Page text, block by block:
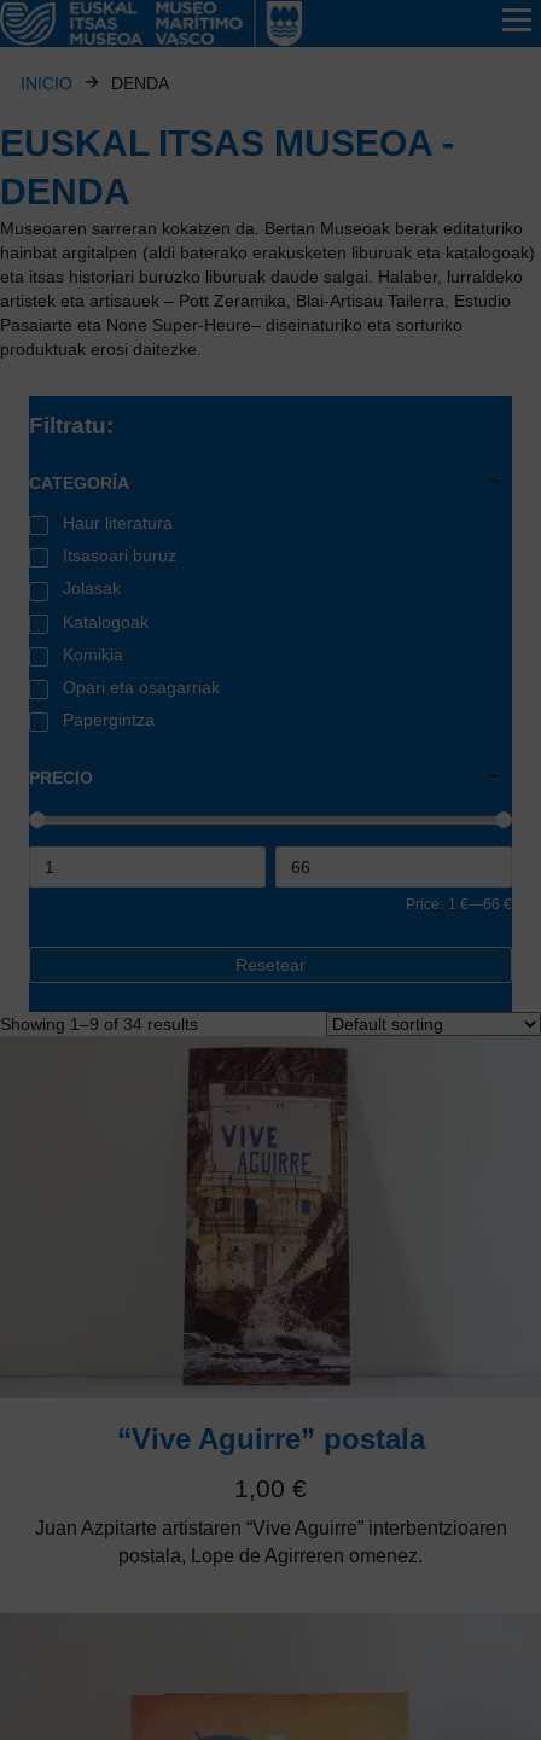
INICIO DENDA
EUSKAL ITSAS MUSEOA -
DENDA
Museoaren sarreran kokatzen da. Bertan Museoak berak editaturiko
hainbat argitalpen (aldi baterako erakusketen liburuak eta katalogoak)
eta itsas historiari buruzko liburuak daude salgai. Halaber, lurraldeko
artistek eta artisauek – Pott Zeramika, Blai-Artisau Tailerra, Estudio
Pasaiarte eta None Super-Heure– diseinaturiko eta sorturiko
produktuak erosi daitezke.
Filtratu:
CATEGORÍA
Haur literatura
Itsasoari buruz
Jolasak
Katalogoak
Komikia
Opari eta osagarriak
Papergintza
PRECIO
Price: 1 €—66 €
Resetear
Showing 1–9 of 34 results
“Vive Aguirre” postala
1,00 €
Juan Azpitarte artistaren “Vive Aguirre” interbentzioaren
postala, Lope de Agirreren omenez.